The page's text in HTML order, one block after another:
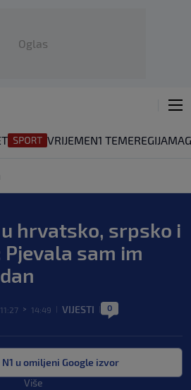
Oglas
VRIJEMEN1 TEMEREGIJA
hrvatsko, srpsko i
sam im
> 14:49 VIJESTI 0
u omiljeni Google izvor
Više